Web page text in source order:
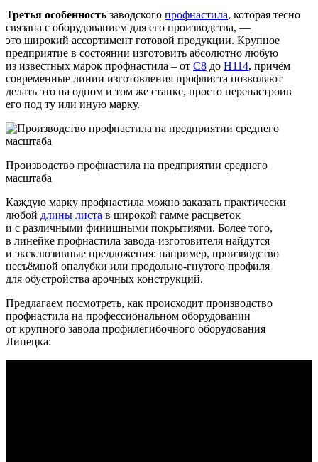
Третья особенность заводского профнастила, которая тесно
связана с оборудованием для его производства, —
это широкий ассортимент готовой продукции. Крупное
предприятие в состоянии изготовить абсолютно любую
из известных марок профнастила – от С8 до Н114, причём
современные линии изготовления профлиста позволяют
делать это на одном и том же станке, просто перенастроив
его под ту или иную марку.
Производство профнастила на предприятии среднего
масштаба
Каждую марку профнастила можно заказать практически
любой длины листа в широкой гамме расцветок
и с различными финишными покрытиями. Более того,
в линейке профнастила завода-изготовителя найдутся
и эксклюзивные предложения: например, производство
несъёмной опалубки или продольно-гнутого профиля
для обустройства арочных конструкций.
Предлагаем посмотреть, как происходит производство
профнастила на профессиональном оборудовании
от крупного завода профилегибочного оборудования
Липецка: